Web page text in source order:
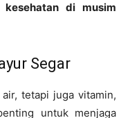
kesehatan di musim
Segar
tetapi juga vitamin,
untuk menjaga